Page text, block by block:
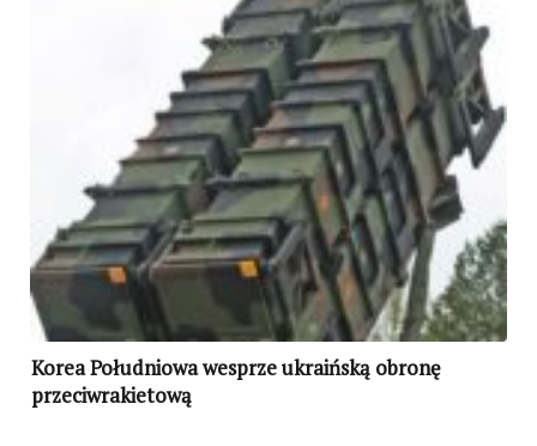
Korea Południowa wesprze ukraińską obronę
przeciwrakietową